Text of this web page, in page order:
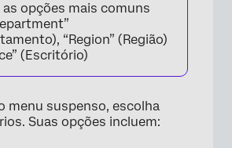
as opções mais comuns
“Region” (Região)
(Escritório)
menu suspenso, escolha
Suas opções incluem: